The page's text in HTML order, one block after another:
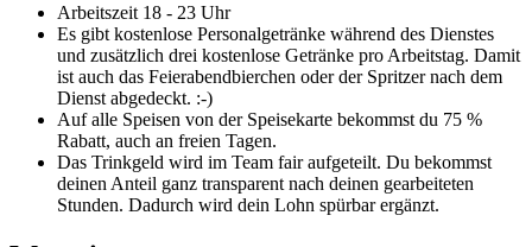
Arbeitszeit 18 - 23 Uhr
Es gibt kostenlose Personalgetränke während des Dienstes
und zusätzlich drei kostenlose Getränke pro Arbeitstag. Damit
ist auch das Feierabendbierchen oder der Spritzer nach dem
Dienst abgedeckt. :-)
Auf alle Speisen von der Speisekarte bekommst du 75 %
Rabatt, auch an freien Tagen.
Das Trinkgeld wird im Team fair aufgeteilt. Du bekommst
deinen Anteil ganz transparent nach deinen gearbeiteten
Stunden. Dadurch wird dein Lohn spürbar ergänzt.